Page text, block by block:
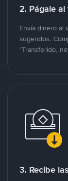
2. Págale
Envía dinero al
sugeridos.
"Transferido,
3. Recibe